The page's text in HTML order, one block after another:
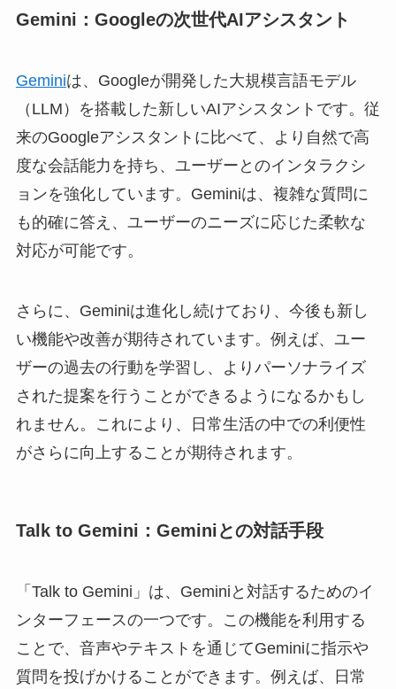
Gemini：Googleの次世代AIアシスタント
Geminiは、Googleが開発した大規模言語モデル
（LLM）を搭載した新しいAIアシスタントです。従
来のGoogleアシスタントに比べて、より自然で高
度な会話能力を持ち、ユーザーとのインタラクシ
ョンを強化しています。Geminiは、複雑な質問に
も的確に答え、ユーザーのニーズに応じた柔軟な
対応が可能です。
さらに、Geminiは進化し続けており、今後も新し
い機能や改善が期待されています。例えば、ユー
ザーの過去の行動を学習し、よりパーソナライズ
された提案を行うことができるようになるかもし
れません。これにより、日常生活の中での利便性
がさらに向上することが期待されます。
Talk to Gemini：Geminiとの対話手段
「Talk to Gemini」は、Geminiと対話するためのイ
ンターフェースの一つです。この機能を利用する
ことで、音声やテキストを通じてGeminiに指示や
質問を投げかけることができます。例えば、日常